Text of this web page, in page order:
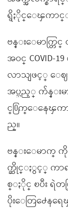
ရွိႏိုင္ေၾကာင္
ဗန္းေမာက္တ
အဝင္ COVID-
လာသျဖင့္ ေဈ
အပ္သည့္ က်န္းမ
င္႐ြက္ေနေၾက
ည္။
ဗန္းေမာက္ ကို
က္ဆိုင္ႏွင့္ ကာ
စ္ႏိုင္ ၿပီး ရဲတပ္
ပိုးေတြ႕ေန